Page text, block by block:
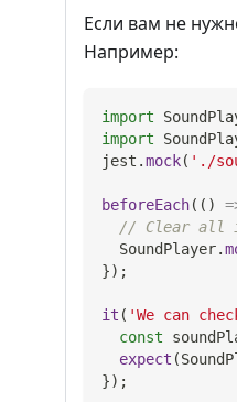
Если вам не
Например:
import
import
jest .mock( './
beforeEach( ( )
// Clear all
SoundPlayer.
}) ;
it ( 'We can
const
expect (
}) ;